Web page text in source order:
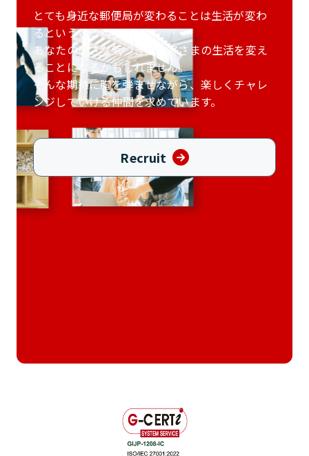
とても身近な郵便局が変わることは生活が変わ
るということ。
あなたの小さな気づきがお客さまの生活を変え
ることになるかもしれません。
そんな期待に胸を弾ませながら、 楽しくチャレ
ンジしていける仲間を求めています。
Recruit